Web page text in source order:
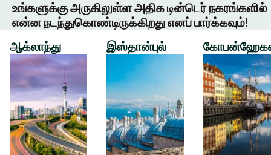
உங்களுக்கு அருகிலுள்ள அதிக டின்டெர் நகரங்களில்
என்ன நடந்துகொண்டிருக்கிறது எனப் பார்க்கவும்!
ஆக்லாந்து
இஸ்தான்புல்